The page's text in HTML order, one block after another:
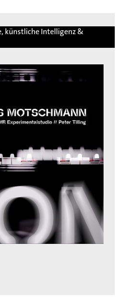
künstliche Intelligenz &